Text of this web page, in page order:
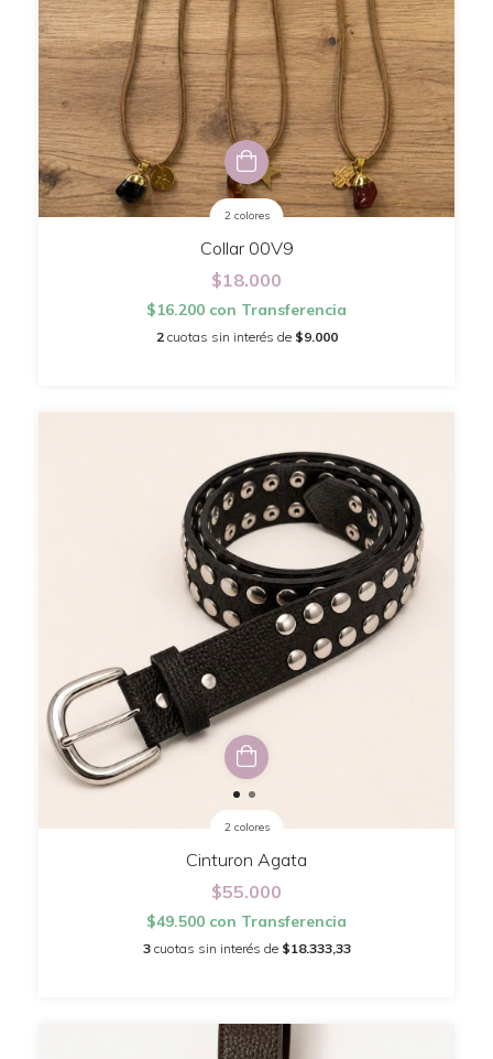
2 colores
Collar 00V9
$18.000
$16.200 con Transferencia
2 cuotas sin interés de $9.000
2 colores
Cinturon Agata
$55.000
$49.500 con Transferencia
3 cuotas sin interés de $18.333,33